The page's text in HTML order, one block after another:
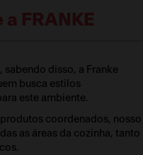
FRANKE
sabendo disso, a Franke
busca estilos
este ambiente.
coordenados, nosso
as áreas da cozinha, tanto